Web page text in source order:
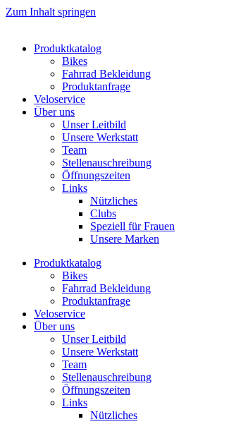
Zum Inhalt springen
Produktkatalog
Bikes
Fahrrad Bekleidung
Produktanfrage
Veloservice
Über uns
Unser Leitbild
Unsere Werkstatt
Team
Stellenauschreibung
Öffnungszeiten
Links
Nützliches
Clubs
Speziell für Frauen​
Unsere Marken
Produktkatalog
Bikes
Fahrrad Bekleidung
Produktanfrage
Veloservice
Über uns
Unser Leitbild
Unsere Werkstatt
Team
Stellenauschreibung
Öffnungszeiten
Links
Nützliches